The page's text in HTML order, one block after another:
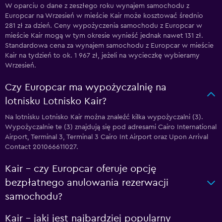
W oparciu o dane z zeszłego roku wynajem samochodu z
Europcar na Wrzesień w mieście Kair może kosztować średnio
281 zł za dzień. Ceny wypożyczenia samochodu z Europcar w
mieście Kair mogą w tym okresie wynieść jednak nawet 131 zł.
Standardowa cena za wynajem samochodu z Europcar w mieście
Kair na tydzień to ok. 1 967 zł, jeżeli na wycieczkę wybieramy
Wrzesień.
Czy Europcar ma wypożyczalnię na
lotnisku Lotnisko Kair?
Na lotnisku Lotnisko Kair można znaleźć kilka wypożyczalni (3).
Wypożyczalnie te (3) znajdują się pod adresami Cairo International
Airport, Terminal 3, Terminal 3 Cairo Int Airport oraz Upon Arrival
Contact 201066611027.
Kair – czy Europcar oferuje opcję
bezpłatnego anulowania rezerwacji
samochodu?
Kair – jaki jest najbardziej popularny